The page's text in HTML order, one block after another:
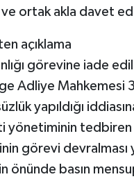
ortak akla davet
açıklama
görevine iade
Adliye Mahkemesi
yapıldığı
yönetiminin tedbiren
görevi
önünde basın